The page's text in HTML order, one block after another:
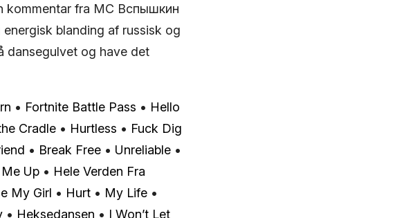
kommentar fra MC Вспышкин
blanding af russisk og
dansegulvet og have det
• Fortnite Battle Pass • Hello
Cradle • Hurtless • Fuck Dig
• Break Free • Unreliable •
Up • Hele Verden Fra
My Girl • Hurt • My Life •
• Heksedansen • I Won’t Let